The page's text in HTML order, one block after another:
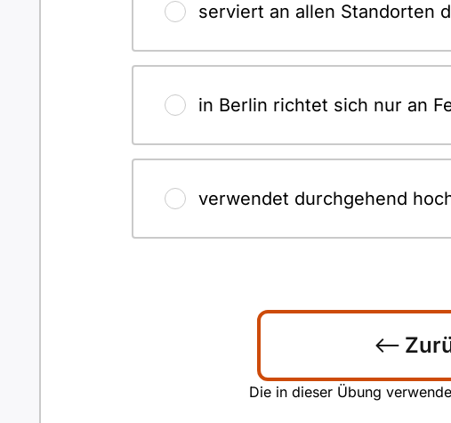
serviert an allen Standorten
in Berlin richtet sich nur an
verwendet durchgehend
Die in dieser Übung